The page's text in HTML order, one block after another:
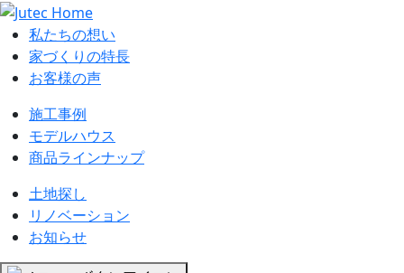
私たちの想い
家づくりの特長
お客様の声
施工事例
モデルハウス
商品ラインナップ
土地探し
リノベーション
お知らせ